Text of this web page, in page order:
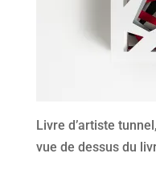
Livre d’artiste
vue de dessus du